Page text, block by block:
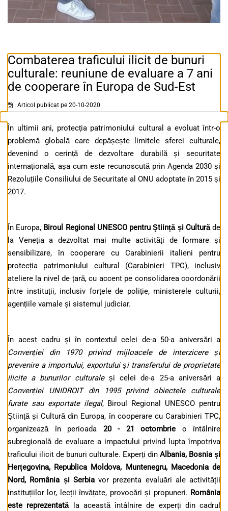
Combaterea traficului ilicit de bunuri
culturale: reuniune de evaluare a 7 ani
de cooperare în Europa de Sud-Est
Articol publicat pe 20-10-2020
În ultimii ani, protecția patrimoniului cultural a evoluat într-o
problemă globală care depășește limitele sferei culturale,
devenind o cerință de dezvoltare durabilă și securitate
internațională, așa cum este recunoscută prin Agenda 2030 și
Rezoluțiile Consiliului de Securitate al ONU adoptate în 2015 și
2017.
În Europa, Biroul Regional UNESCO pentru Știință și Culturăde
la Veneția a dezvoltat mai multe activități de formare și
sensibilizare, în cooperare cu Carabinierii italieni pentru
protecția patrimoniului cultural (Carabinieri TPC), inclusiv
ateliere la nivel de țară, cu accent pe consolidarea coordonării
între instituții, inclusiv forțele de poliție, ministerele culturii,
agențiile vamale și sistemul judiciar.
În acest cadru și în contextul celei de-a 50-a aniversări a
Convenției din 1970 privind mijloacele de interzicere și
prevenire a importului, exportului și transferului de proprietate
ilicite a bunurilor culturaleși celei de-a 25-a aniversări a
Convenției UNIDROIT din 1995 privind obiectele culturale
furate sau exportate ilegal, Biroul Regional UNESCO pentru
Știință și Cultură din Europa, în cooperare cu Carabinieri TPC,
organizează în perioada 20 - 21 octombrie o întâlnire
subregională de evaluare a impactului privind lupta împotriva
traficului ilicit de bunuri culturale. Experți din Albania, Bosnia și
Herțegovina, Republica Moldova, Muntenegru, Macedonia de
Nord, România și Serbiavor prezenta evaluări ale activității
instituțiilor lor, lecții învățate, provocări și propuneri. România
este reprezentatăla această întâlnire de experți din cadrul